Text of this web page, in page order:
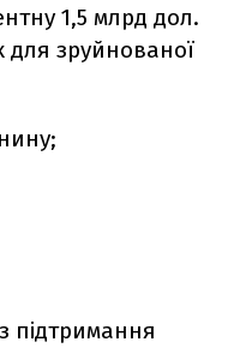
1,5 млрд дол.
для зруйнованої
підтримання